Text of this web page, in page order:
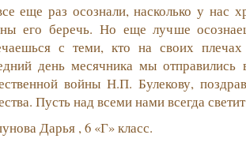
еще раз осознали, насколько у нас
его беречь. Но еще лучше
с теми, кто на своих
день месячника мы отправились
войны Н.П. Булекову,
Пусть над всеми нами всегда
Дарья , 6 «Г» класс.